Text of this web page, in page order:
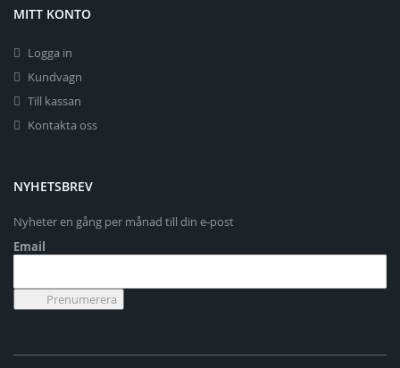
MITT KONTO
Logga in
Kundvagn
Till kassan
Kontakta oss
NYHETSBREV
Nyheter en gång per månad till din e-post
Email